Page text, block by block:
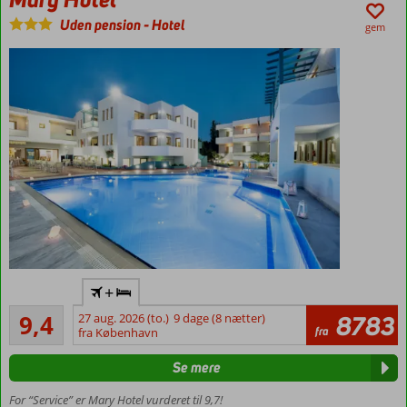
Uden pension-Hotel gem
beliggende,
tæt på
stranden
Studier og
med
9,4Fremragende
79
anmeldelser
+
27 aug. 2026 (to.) 9 dage (8 nætter)
fra København
fra 8783
For “Service” er Mary Hotel vurderet til 9,7!
Se mere